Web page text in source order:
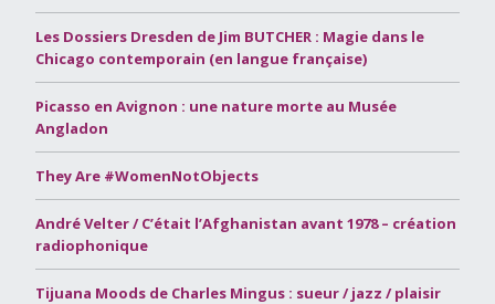
Les Dossiers Dresden de Jim BUTCHER : Magie dans le
Chicago contemporain (en langue française)
Picasso en Avignon : une nature morte au Musée
Angladon
They Are #WomenNotObjects
André Velter / C’était l’Afghanistan avant 1978 – création
radiophonique
Tijuana Moods de Charles Mingus : sueur / jazz / plaisir